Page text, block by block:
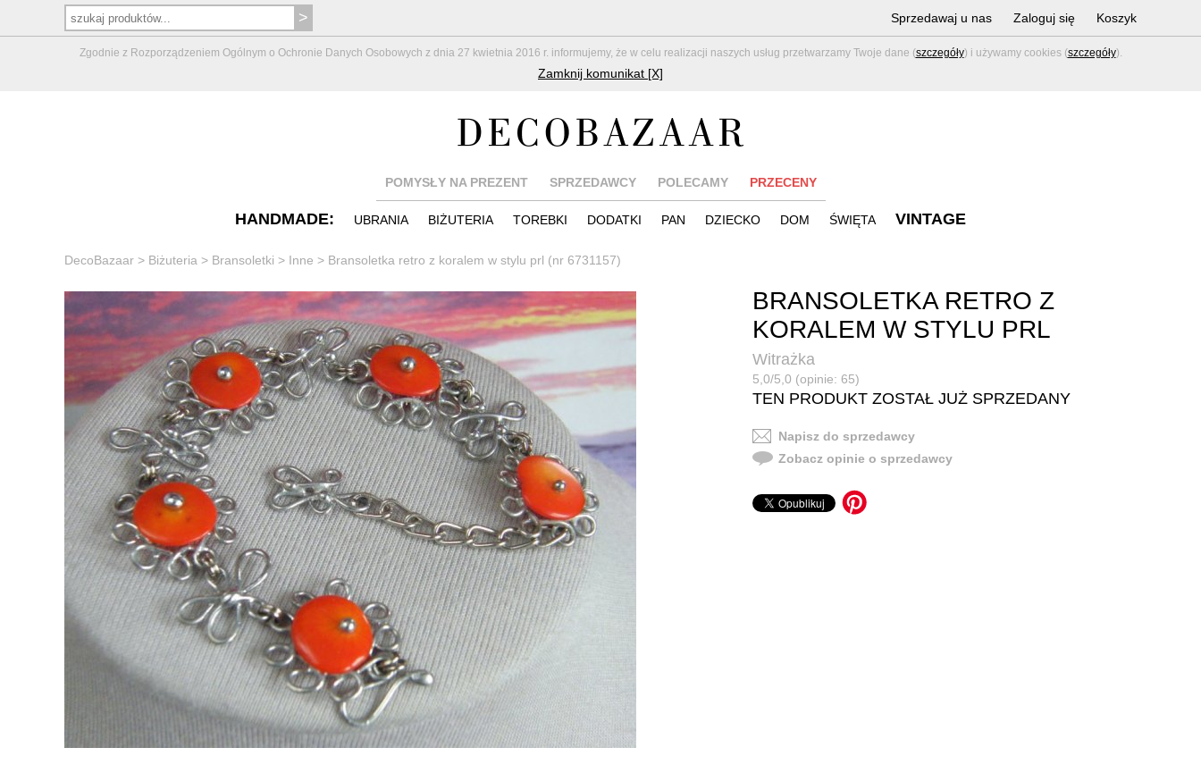
Zgodnie z Rozporządzeniem Ogólnym o Ochronie Danych Osobowych z dnia 27 kwietnia 2016 r. informujemy, że w celu realizacji naszych usług przetwarzamy Twoje dane (szczegóły) i używamy cookies (szczegóły).
Zamknij komunikat [X]
Sprzedawaj u nas Zaloguj się Koszyk
POMYSŁY NA PREZENT SPRZEDAWCY POLECAMY PRZECENY
HANDMADE: UBRANIA BIŻUTERIA TOREBKI DODATKI PAN DZIECKO DOM ŚWIĘTA VINTAGE
DecoBazaar > Biżuteria > Bransoletki > Inne > Bransoletka retro z koralem w stylu prl (nr 6731157)
BRANSOLETKA RETRO Z
KORALEM W STYLU PRL
Witrażka
5,0/5,0 (opinie: 65)
TEN PRODUKT ZOSTAŁ JUŻ SPRZEDANY
Napisz do sprzedawcy
Zobacz opinie o sprzedawcy